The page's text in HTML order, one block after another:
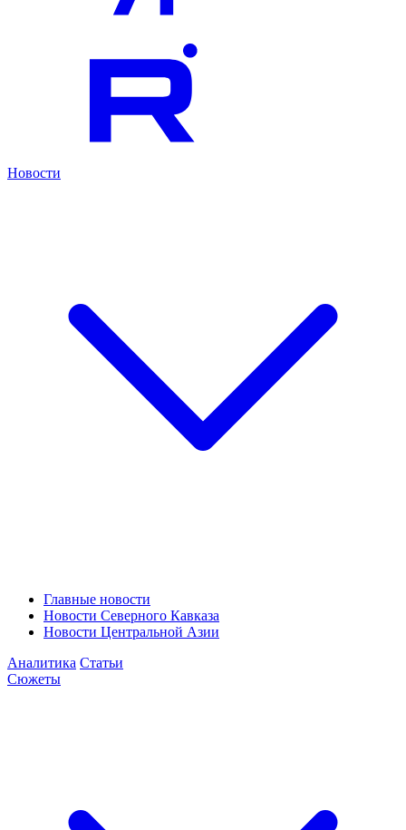
Новости
Главные новости
Новости Северного Кавказа
Новости Центральной Азии
Аналитика Статьи
Сюжеты